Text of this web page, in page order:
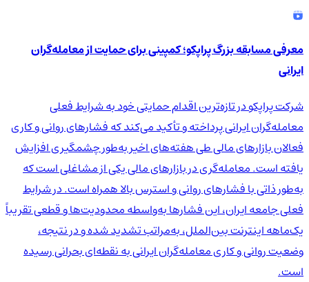
معرفی مسابقه بزرگ پراپکو؛ کمپینی برای حمایت از معامله‌گران
ایرانی
شرکت پراپکو در تازه‌ترین اقدام حمایتی خود به شرایط فعلی
معامله‌گران ایرانی پرداخته و تأکید می‌کند که فشارهای روانی و کاری
فعالان بازارهای مالی طی هفته‌های اخیر به‌طور چشمگیری افزایش
یافته است. معامله‌گری در بازارهای مالی یکی از مشاغلی است که
به‌طور ذاتی با فشارهای روانی و استرس بالا همراه است. در شرایط
فعلی جامعه ایران، این فشارها به‌واسطه محدودیت‌ها و قطعی تقریباً
یک‌ماهه اینترنت بین‌الملل، به‌مراتب تشدید شده و در نتیجه،
وضعیت روانی و کاری معامله‌گران ایرانی به نقطه‌ای بحرانی رسیده
است.